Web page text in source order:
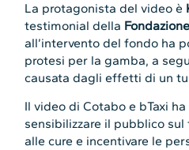
La protagonista del video è
testimonial della
all’intervento del fondo ha
protesi per la gamba, a
causata dagli effetti di un
Il video di Cotabo e bTaxi ha
sensibilizzare il pubblico sul
alle cure e incentivare le